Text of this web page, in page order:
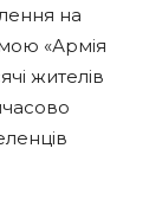
на
«Армія
жителів